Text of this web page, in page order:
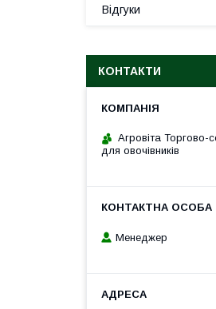
Відгуки
КОНТАКТИ
Агровіта Торгово-
для овочівників
Менеджер